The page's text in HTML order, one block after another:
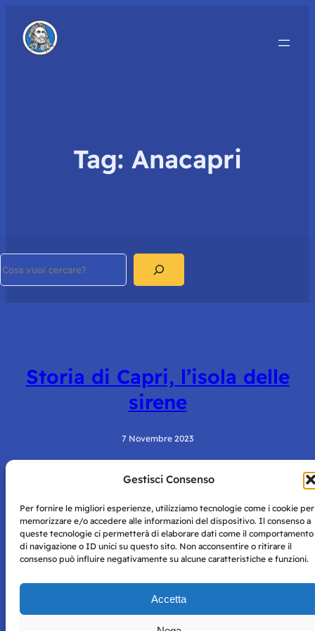
Gestisci Consenso
Per fornire le migliori esperienze, utilizziamo tecnologie come i cookie per
memorizzare e/o accedere alle informazioni del dispositivo. Il consenso a
queste tecnologie ci permetterà di elaborare dati come il comportamento
di navigazione o ID unici su questo sito. Non acconsentire o ritirare il
consenso può influire negativamente su alcune caratteristiche e funzioni.
Accetta
Tag: Anacapri
Storia di Capri, l’isola delle
sirene
7 Novembre 2023
Napoli con autorizzazione numero 38 del 25/9/2019.
Tutte le immagini e i contenuti su questo sito sono forniti